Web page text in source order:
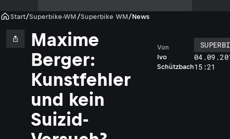
Start/Superbike-WM /Superbike WM/News
Maxime
Berger:
Kunstfehler
und kein
Suizid-
Ivo
Schützbach
Von
15:21